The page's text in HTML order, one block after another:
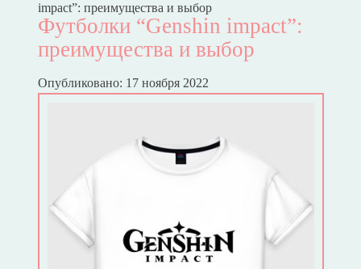
impact”: преимущества и выбор
Футболки “Genshin impact”:
преимущества и выбор
Опубликовано: 17 ноября 2022